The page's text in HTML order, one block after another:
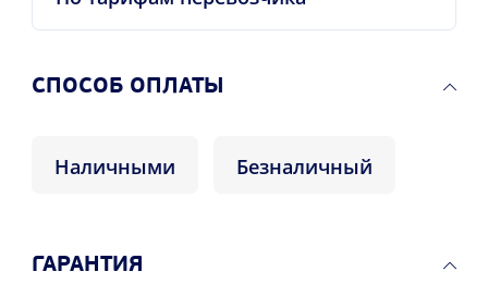
CПОСОБ ОПЛАТЫ
Наличными Безналичный
ГАРАНТИЯ